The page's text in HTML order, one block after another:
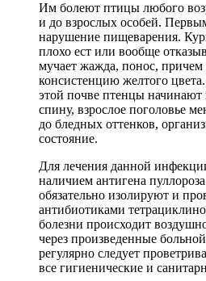
Им болеют птицы любого
и до взрослых особей.
нарушение пищеварения.
плохо ест или вообще
мучает жажда, понос, причем
консистенцию желтого
этой почве птенцы начинают
спину, взрослое поголовье
до бледных оттенков,
состояние.
Для лечения данной
наличием антигена
обязательно изолируют и
антибиотиками
болезни происходит
через произведенные
регулярно следует
все гигиенические и